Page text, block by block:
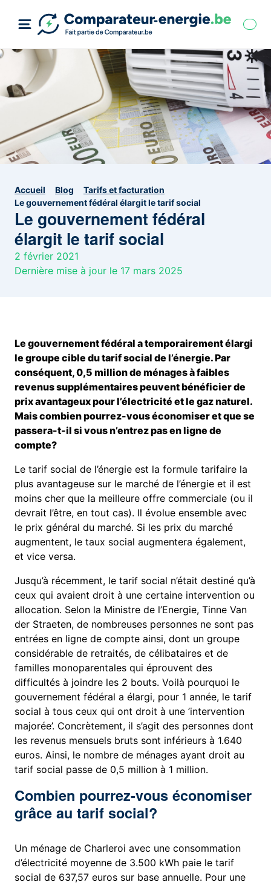
Accueil Blog
Tarifs et facturation
Le gouvernement fédéral élargit le tarif social
Le gouvernement fédéral
élargit le tarif social
2 février 2021
Dernière mise à jour le 17 mars 2025
Le gouvernement fédéral a temporairement élargi
le groupe cible du tarif social de l’énergie. Par
conséquent, 0,5 million de ménages à faibles
revenus supplémentaires peuvent bénéficier de
prix avantageux pour l’électricité et le gaz naturel.
Mais combien pourrez-vous économiser et que se
passera-t-il si vous n’entrez pas en ligne de
compte?
Le tarif social de l’énergie est la formule tarifaire la
plus avantageuse sur le marché de l’énergie et il est
moins cher que la meilleure offre commerciale (ou il
devrait l’être, en tout cas). Il évolue ensemble avec
le prix général du marché. Si les prix du marché
augmentent, le taux social augmentera également,
et vice versa.
Jusqu’à récemment, le tarif social n’était destiné qu’à
ceux qui avaient droit à une certaine intervention ou
allocation. Selon la Ministre de l’Energie, Tinne Van
der Straeten, de nombreuses personnes ne sont pas
entrées en ligne de compte ainsi, dont un groupe
considérable de retraités, de célibataires et de
familles monoparentales qui éprouvent des
difficultés à joindre les 2 bouts. Voilà pourquoi le
gouvernement fédéral a élargi, pour 1 année, le tarif
social à tous ceux qui ont droit à une ’intervention
majorée’. Concrètement, il s’agit des personnes dont
les revenus mensuels bruts sont inférieurs à 1.640
euros. Ainsi, le nombre de ménages ayant droit au
tarif social passe de 0,5 million à 1 million.
Combien pourrez-vous économiser
grâce au tarif social?
Un ménage de Charleroi avec une consommation
d’électricité moyenne de 3.500 kWh paie le tarif
social de 637,57 euros sur base annuelle. Pour une